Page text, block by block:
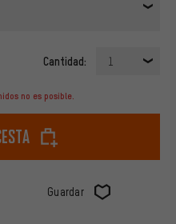
Cantidad: 1
no es posible.
Guardar